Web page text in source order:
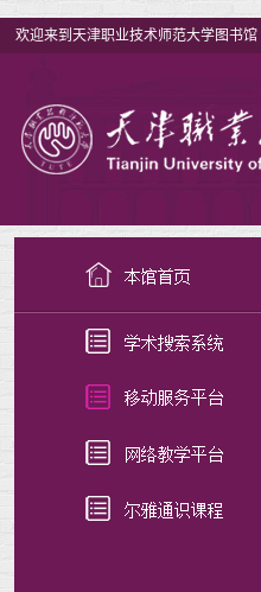
欢迎来到天津职业技术师范大学图书馆